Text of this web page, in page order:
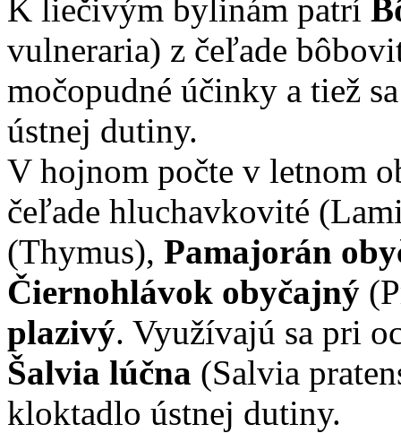
K liečivým bylinám patrí
vulneraria) z čeľade
močopudné účinky a tiež
ústnej dutiny.
V hojnom počte v letnom
čeľade hluchavkovité
(Thymus), Pamajorán
Čiernohlávok obyčajný
plazivý. Využívajú sa pri
Šalvia lúčna (Salvia
kloktadlo ústnej dutiny.